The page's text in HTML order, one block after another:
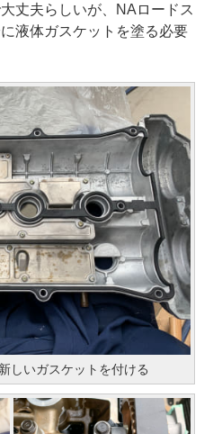
丈夫らしいが、NAロードス
液体ガスケットを塗る必要
しいガスケットを付ける